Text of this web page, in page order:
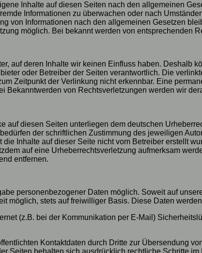
Inhalte auf diesen Seiten nach den allgemeinen
Informationen zu überwachen oder nach
von Informationen nach den allgemeinen Gesetzen
möglich. Bei bekannt werden von entsprechenden
auf deren Inhalte wir keinen Einfluss haben. Deshalb
oder Betreiber der Seiten verantwortlich. Die
Zeitpunkt der Verlinkung nicht erkennbar. Eine
Bekanntwerden von Rechtsverletzungen werden wir
auf diesen Seiten unterliegen dem deutschen
der schriftlichen Zustimmung des jeweiligen
Inhalte auf dieser Seite nicht vom Betreiber erstellt
auf eine Urheberrechtsverletzung aufmerksam
entfernen.
personenbezogener Daten möglich. Soweit auf
möglich, stets auf freiwilliger Basis. Diese Daten
(z.B. bei der Kommunikation per E-Mail)
Kontaktdaten durch Dritte zur Übersendung